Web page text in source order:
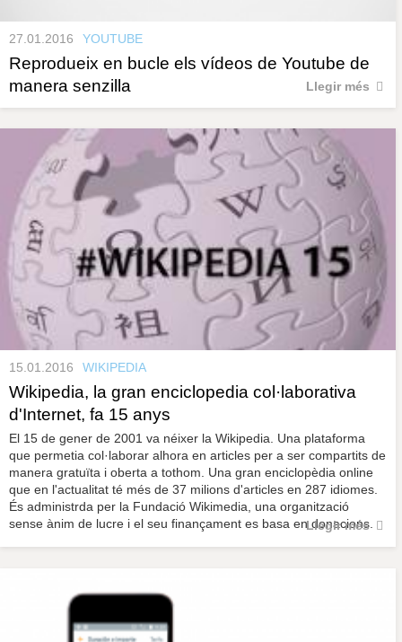
27.01.2016 YOUTUBE
Reprodueix en bucle els vídeos de Youtube de
manera senzilla
Llegir més
15.01.2016 WIKIPEDIA
Wikipedia, la gran enciclopedia col·laborativa
d'Internet, fa 15 anys
El 15 de gener de 2001 va néixer la Wikipedia. Una plataforma
que permetia col·laborar alhora en articles per a ser compartits de
manera gratuïta i oberta a tothom. Una gran enciclopèdia online
que en l'actualitat té més de 37 milions d'articles en 287 idiomes.
És administrda per la Fundació Wikimedia, una organització
sense ànim de lucre i el seu finançament es basa en donacions.
Llegir més